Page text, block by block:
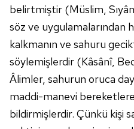
belirtmiştir (Müslim,
söz ve uygulamalarından
kalkmanın ve sahuru
söylemişlerdir (Kâsânî,
Âlimler, sahurun oruca
maddi-manevi bereketlere
bildirmişlerdir. Çünkü kişi